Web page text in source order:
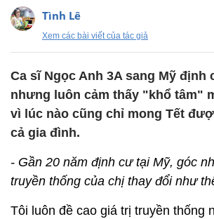
Tình Lê
Xem các bài viết của tác giả
Ca sĩ Ngọc Anh 3A sang Mỹ định
nhưng luôn cảm thấy "khổ tâm"
vì lúc nào cũng chỉ mong Tết
cả gia đình.
- Gần 20 năm định cư tại Mỹ, góc
truyền thống của chị thay đổi như
Tôi luôn đề cao giá trị truyền thống